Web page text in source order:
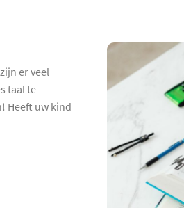
er veel
taal te
Heeft uw kind